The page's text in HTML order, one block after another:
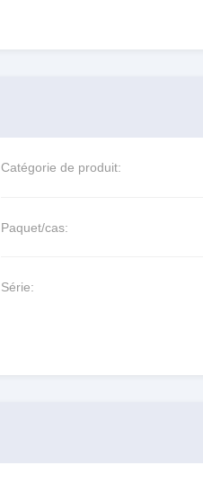
Catégorie de produit:
Paquet/cas:
Série: